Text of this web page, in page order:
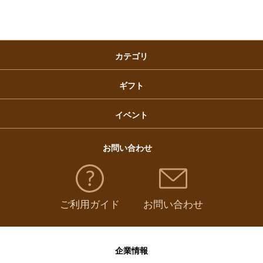
カテゴリ
ギフト
イベント
福袋
お問い合わせ
ご利用ガイド お問い合わせ
企業情報